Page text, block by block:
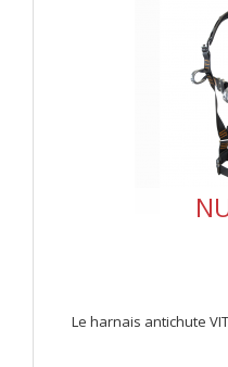
Le harnais antichute